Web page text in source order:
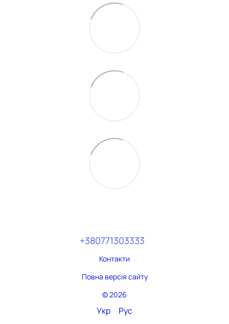
+380771303333
Контакти
Повна версія сайту
© 2026
Укр Рус